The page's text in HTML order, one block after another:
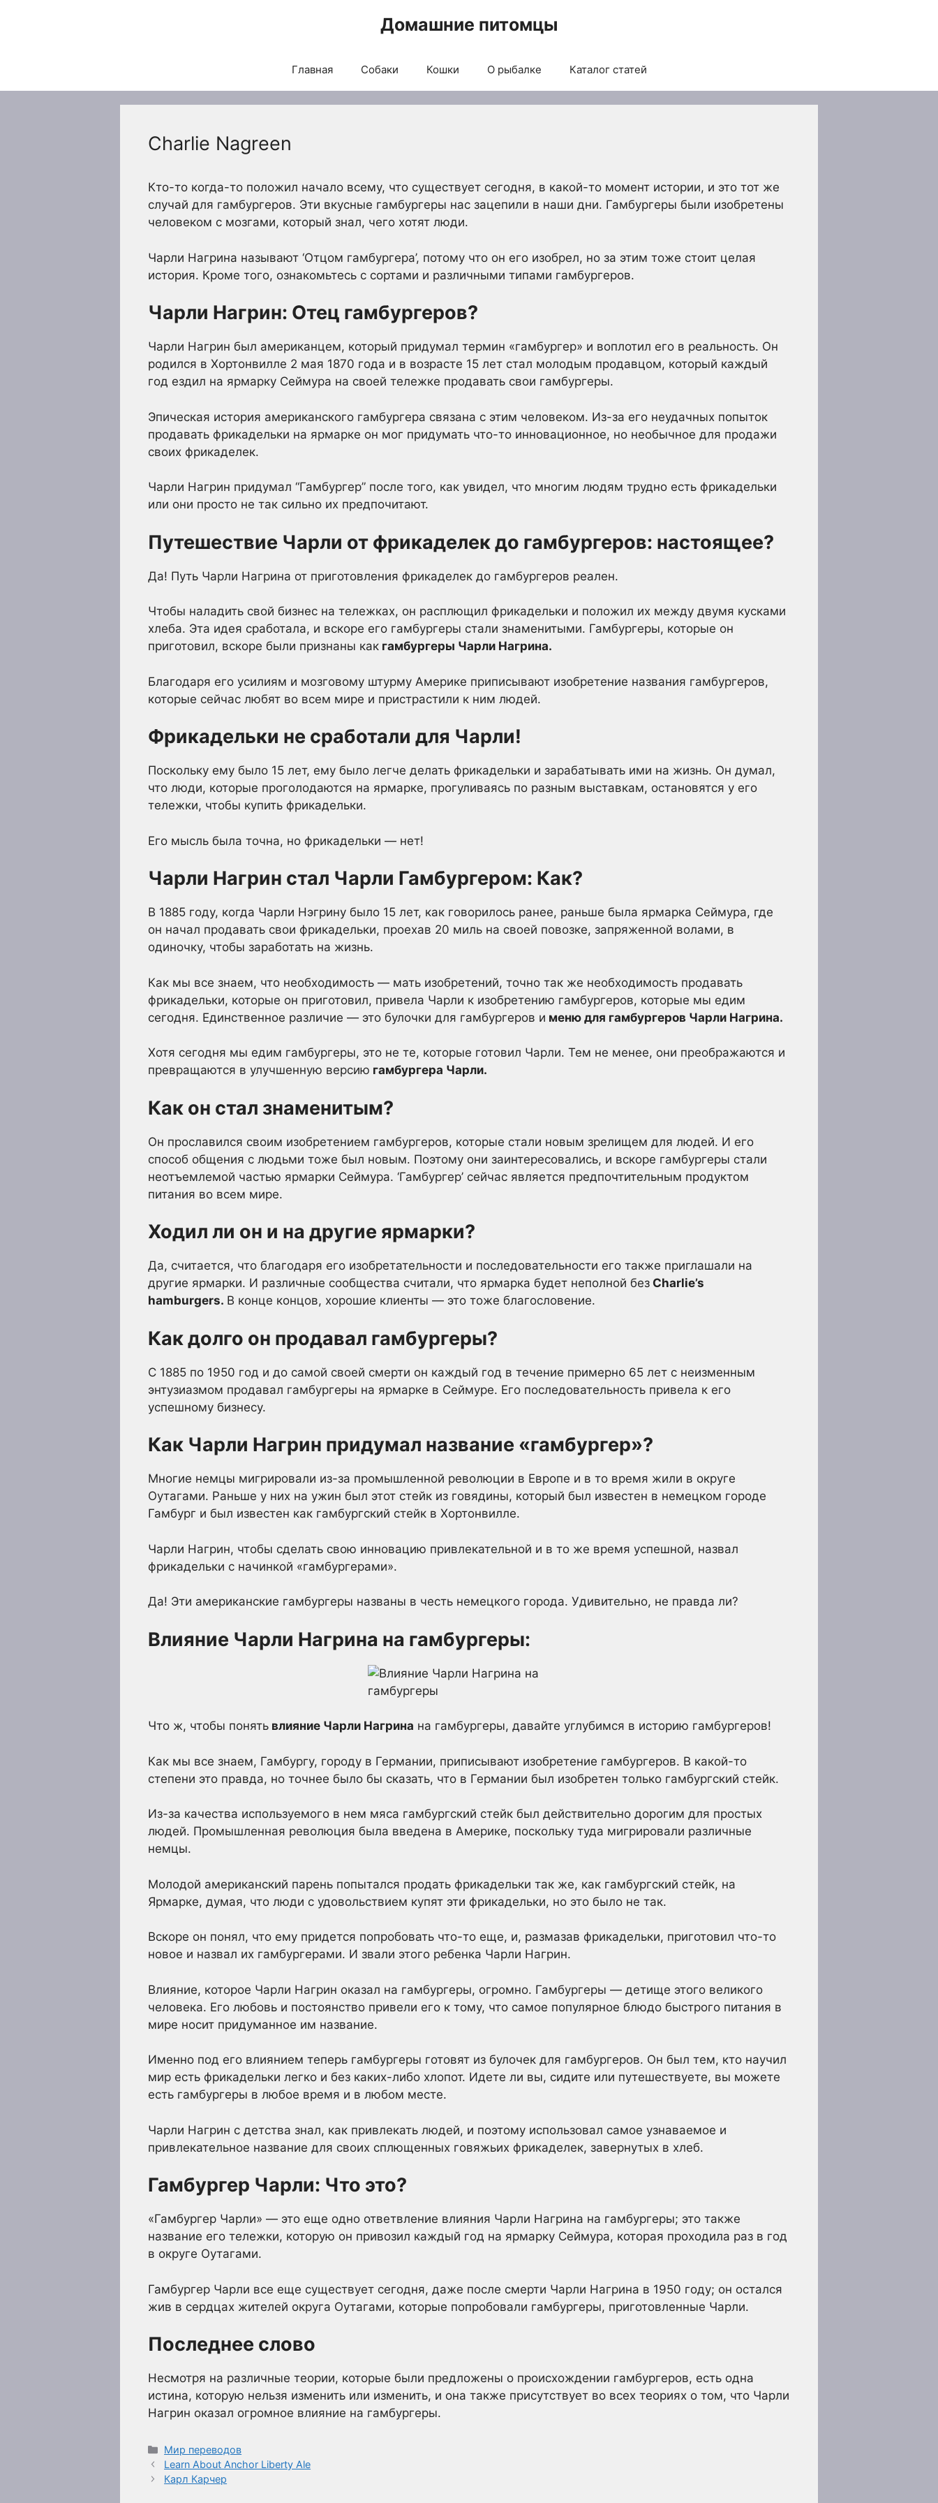
Домашние питомцы
Главная Собаки Кошки О рыбалке Каталог статей
Charlie Nagreen
Кто-то когда-то положил начало всему, что существует сегодня, в какой-то момент истории, и это тот же
случай для гамбургеров. Эти вкусные гамбургеры нас зацепили в наши дни. Гамбургеры были изобретены
человеком с мозгами, который знал, чего хотят люди.
Чарли Нагрина называют ‘Отцом гамбургера’, потому что он его изобрел, но за этим тоже стоит целая
история. Кроме того, ознакомьтесь с сортами и различными типами гамбургеров.
Чарли Нагрин: Отец гамбургеров?
Чарли Нагрин был американцем, который придумал термин «гамбургер» и воплотил его в реальность. Он
родился в Хортонвилле 2 мая 1870 года и в возрасте 15 лет стал молодым продавцом, который каждый
год ездил на ярмарку Сеймура на своей тележке продавать свои гамбургеры.
Эпическая история американского гамбургера связана с этим человеком. Из-за его неудачных попыток
продавать фрикадельки на ярмарке он мог придумать что-то инновационное, но необычное для продажи
своих фрикаделек.
Чарли Нагрин придумал “Гамбургер” после того, как увидел, что многим людям трудно есть фрикадельки
или они просто не так сильно их предпочитают.
Путешествие Чарли от фрикаделек до гамбургеров: настоящее?
Да! Путь Чарли Нагрина от приготовления фрикаделек до гамбургеров реален.
Чтобы наладить свой бизнес на тележках, он расплющил фрикадельки и положил их между двумя кусками
хлеба. Эта идея сработала, и вскоре его гамбургеры стали знаменитыми. Гамбургеры, которые он
приготовил, вскоре были признаны как гамбургеры Чарли Нагрина.
Благодаря его усилиям и мозговому штурму Америке приписывают изобретение названия гамбургеров,
которые сейчас любят во всем мире и пристрастили к ним людей.
Фрикадельки не сработали для Чарли!
Поскольку ему было 15 лет, ему было легче делать фрикадельки и зарабатывать ими на жизнь. Он думал,
что люди, которые проголодаются на ярмарке, прогуливаясь по разным выставкам, остановятся у его
тележки, чтобы купить фрикадельки.
Его мысль была точна, но фрикадельки — нет!
Чарли Нагрин стал Чарли Гамбургером: Как?
В 1885 году, когда Чарли Нэгрину было 15 лет, как говорилось ранее, раньше была ярмарка Сеймура, где
он начал продавать свои фрикадельки, проехав 20 миль на своей повозке, запряженной волами, в
одиночку, чтобы заработать на жизнь.
Как мы все знаем, что необходимость — мать изобретений, точно так же необходимость продавать
фрикадельки, которые он приготовил, привела Чарли к изобретению гамбургеров, которые мы едим
сегодня. Единственное различие — это булочки для гамбургеров и меню для гамбургеров Чарли Нагрина.
Хотя сегодня мы едим гамбургеры, это не те, которые готовил Чарли. Тем не менее, они преображаются и
превращаются в улучшенную версию гамбургера Чарли.
Как он стал знаменитым?
Он прославился своим изобретением гамбургеров, которые стали новым зрелищем для людей. И его
способ общения с людьми тоже был новым. Поэтому они заинтересовались, и вскоре гамбургеры стали
неотъемлемой частью ярмарки Сеймура. ‘Гамбургер’ сейчас является предпочтительным продуктом
питания во всем мире.
Ходил ли он и на другие ярмарки?
Да, считается, что благодаря его изобретательности и последовательности его также приглашали на
другие ярмарки. И различные сообщества считали, что ярмарка будет неполной без Charlie’s
hamburgers. В конце концов, хорошие клиенты — это тоже благословение.
Как долго он продавал гамбургеры?
С 1885 по 1950 год и до самой своей смерти он каждый год в течение примерно 65 лет с неизменным
энтузиазмом продавал гамбургеры на ярмарке в Сеймуре. Его последовательность привела к его
успешному бизнесу.
Как Чарли Нагрин придумал название «гамбургер»?
Многие немцы мигрировали из-за промышленной революции в Европе и в то время жили в округе
Оутагами. Раньше у них на ужин был этот стейк из говядины, который был известен в немецком городе
Гамбург и был известен как гамбургский стейк в Хортонвилле.
Чарли Нагрин, чтобы сделать свою инновацию привлекательной и в то же время успешной, назвал
фрикадельки с начинкой «гамбургерами».
Да! Эти американские гамбургеры названы в честь немецкого города. Удивительно, не правда ли?
Влияние Чарли Нагрина на гамбургеры:
Что ж, чтобы понять влияние Чарли Нагрина на гамбургеры, давайте углубимся в историю гамбургеров!
Как мы все знаем, Гамбургу, городу в Германии, приписывают изобретение гамбургеров. В какой-то
степени это правда, но точнее было бы сказать, что в Германии был изобретен только гамбургский стейк.
Из-за качества используемого в нем мяса гамбургский стейк был действительно дорогим для простых
людей. Промышленная революция была введена в Америке, поскольку туда мигрировали различные
немцы.
Молодой американский парень попытался продать фрикадельки так же, как гамбургский стейк, на
Ярмарке, думая, что люди с удовольствием купят эти фрикадельки, но это было не так.
Вскоре он понял, что ему придется попробовать что-то еще, и, размазав фрикадельки, приготовил что-то
новое и назвал их гамбургерами. И звали этого ребенка Чарли Нагрин.
Влияние, которое Чарли Нагрин оказал на гамбургеры, огромно. Гамбургеры — детище этого великого
человека. Его любовь и постоянство привели его к тому, что самое популярное блюдо быстрого питания в
мире носит придуманное им название.
Именно под его влиянием теперь гамбургеры готовят из булочек для гамбургеров. Он был тем, кто научил
мир есть фрикадельки легко и без каких-либо хлопот. Идете ли вы, сидите или путешествуете, вы можете
есть гамбургеры в любое время и в любом месте.
Чарли Нагрин с детства знал, как привлекать людей, и поэтому использовал самое узнаваемое и
привлекательное название для своих сплющенных говяжьих фрикаделек, завернутых в хлеб.
Гамбургер Чарли: Что это?
«Гамбургер Чарли» — это еще одно ответвление влияния Чарли Нагрина на гамбургеры; это также
название его тележки, которую он привозил каждый год на ярмарку Сеймура, которая проходила раз в год
в округе Оутагами.
Гамбургер Чарли все еще существует сегодня, даже после смерти Чарли Нагрина в 1950 году; он остался
жив в сердцах жителей округа Оутагами, которые попробовали гамбургеры, приготовленные Чарли.
Последнее слово
Несмотря на различные теории, которые были предложены о происхождении гамбургеров, есть одна
истина, которую нельзя изменить или изменить, и она также присутствует во всех теориях о том, что Чарли
Нагрин оказал огромное влияние на гамбургеры.
Рубрики
Мир переводов
Learn About Anchor Liberty Ale
Карл Карчер